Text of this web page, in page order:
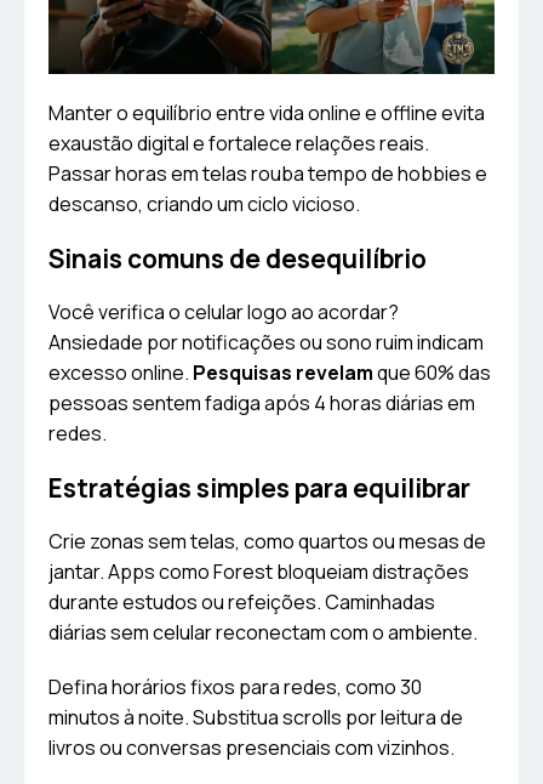
Manter o equilíbrio entre vida online e offline evita
exaustão digital e fortalece relações reais.
Passar horas em telas rouba tempo de hobbies e
descanso, criando um ciclo vicioso.
Sinais comuns de desequilíbrio
Você verifica o celular logo ao acordar?
Ansiedade por notificações ou sono ruim indicam
excesso online. Pesquisas revelamque 60% das
pessoas sentem fadiga após 4 horas diárias em
redes.
Estratégias simples para equilibrar
Crie zonas sem telas, como quartos ou mesas de
jantar. Apps como Forest bloqueiam distrações
durante estudos ou refeições. Caminhadas
diárias sem celular reconectam com o ambiente.
Defina horários fixos para redes, como 30
minutos à noite. Substitua scrolls por leitura de
livros ou conversas presenciais com vizinhos.